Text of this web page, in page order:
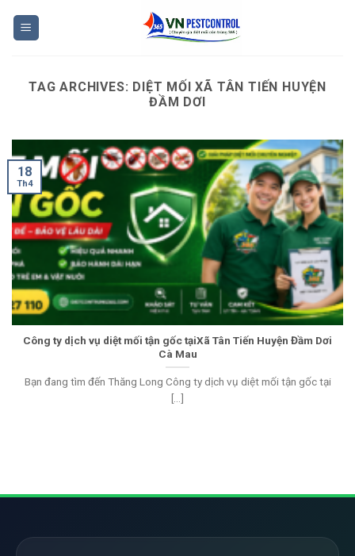
TAG ARCHIVES: DIỆT MỐI XÃ TÂN TIẾN HUYỆN
ĐẦM DƠI
Công ty dịch vụ diệt mối tận gốc tạiXã Tân Tiến Huyện Đầm Dơi
Cà Mau
Bạn đang tìm đến Thăng Long Công ty dịch vụ diệt mối tận gốc tại
[...]
18
Th4